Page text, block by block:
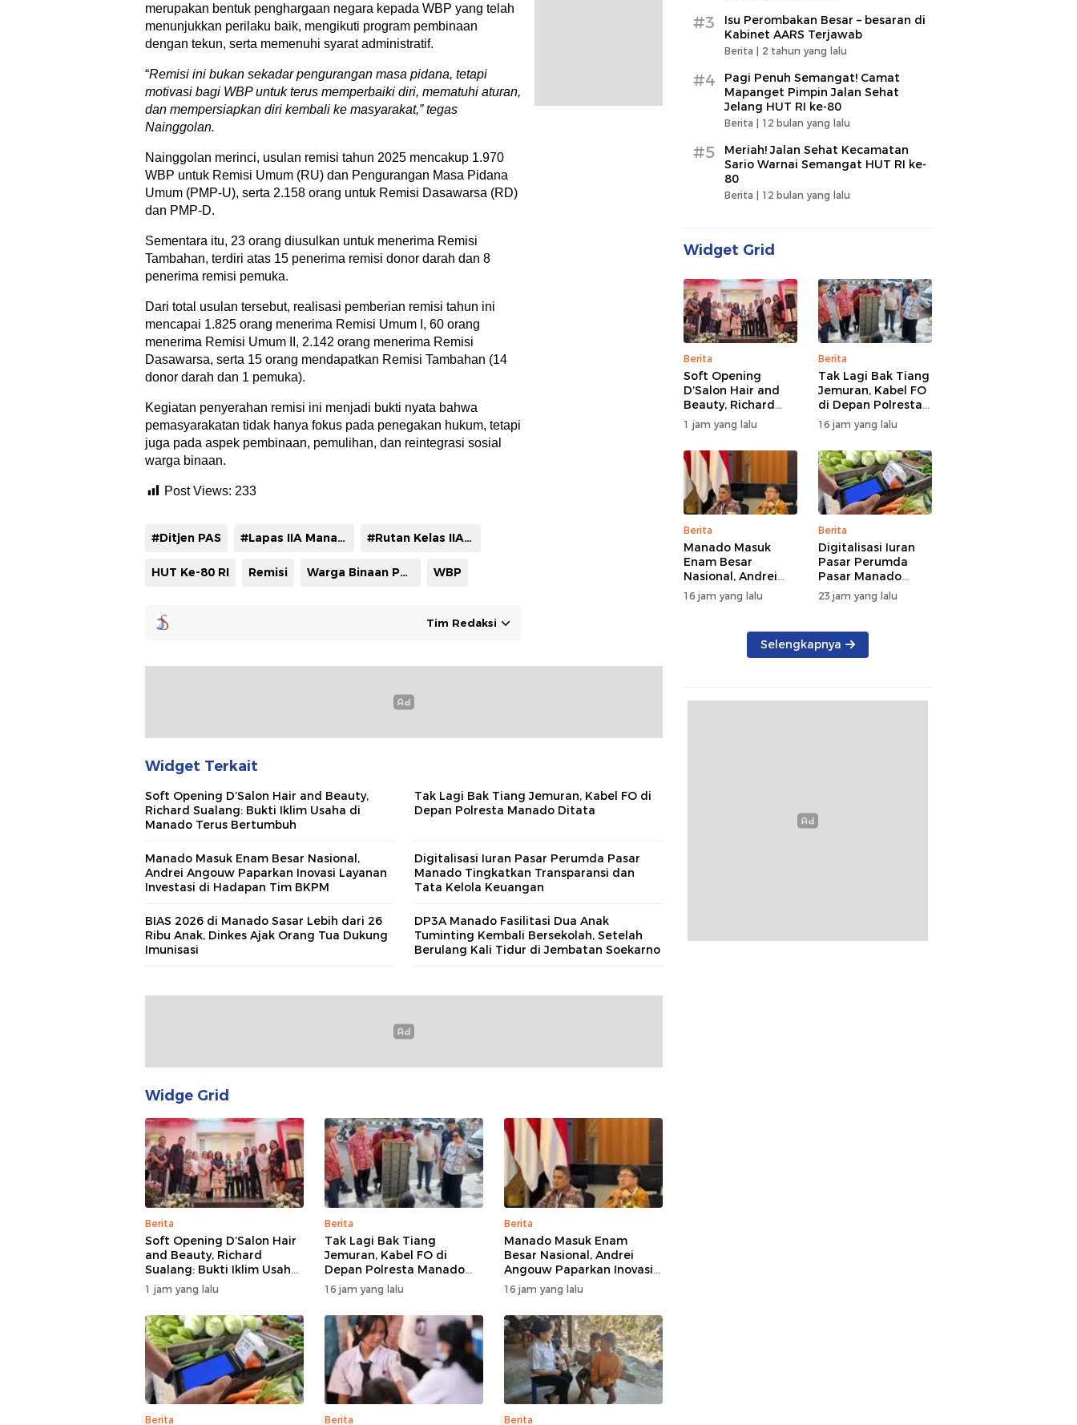
merupakan bentuk penghargaan negara kepada WBP yang telah
menunjukkan perilaku baik, mengikuti program pembinaan
dengan tekun, serta memenuhi syarat administratif.
“Remisi ini bukan sekadar pengurangan masa pidana, tetapi
motivasi bagi WBP untuk terus memperbaiki diri, mematuhi aturan,
dan mempersiapkan diri kembali ke masyarakat,” tegas
Nainggolan.
Nainggolan merinci, usulan remisi tahun 2025 mencakup 1.970
WBP untuk Remisi Umum (RU) dan Pengurangan Masa Pidana
Umum (PMP-U), serta 2.158 orang untuk Remisi Dasawarsa (RD)
dan PMP-D.
Sementara itu, 23 orang diusulkan untuk menerima Remisi
Tambahan, terdiri atas 15 penerima remisi donor darah dan 8
penerima remisi pemuka.
Dari total usulan tersebut, realisasi pemberian remisi tahun ini
mencapai 1.825 orang menerima Remisi Umum I, 60 orang
menerima Remisi Umum II, 2.142 orang menerima Remisi
Dasawarsa, serta 15 orang mendapatkan Remisi Tambahan (14
donor darah dan 1 pemuka).
Kegiatan penyerahan remisi ini menjadi bukti nyata bahwa
pemasyarakatan tidak hanya fokus pada penegakan hukum, tetapi
juga pada aspek pembinaan, pemulihan, dan reintegrasi sosial
warga binaan.
Post Views: 233
#Ditjen PAS #Lapas IIA Manado #Rutan Kelas IIA Manado
HUT Ke-80 RI Remisi Warga Binaan Pemasyarakatan WBP
Tim Redaksi
Widget Terkait
Soft Opening D’Salon Hair and Beauty,
Richard Sualang: Bukti Iklim Usaha di
Manado Terus Bertumbuh
Tak Lagi Bak Tiang Jemuran, Kabel FO di
Depan Polresta Manado Ditata
Manado Masuk Enam Besar Nasional,
Andrei Angouw Paparkan Inovasi Layanan
Investasi di Hadapan Tim BKPM
Digitalisasi Iuran Pasar Perumda Pasar
Manado Tingkatkan Transparansi dan
Tata Kelola Keuangan
BIAS 2026 di Manado Sasar Lebih dari 26
Ribu Anak, Dinkes Ajak Orang Tua Dukung
Imunisasi
DP3A Manado Fasilitasi Dua Anak
Tuminting Kembali Bersekolah, Setelah
Berulang Kali Tidur di Jembatan Soekarno
Widge Grid
Berita
Soft Opening D’Salon Hair
and Beauty, Richard
Sualang: Bukti Iklim Usaha
di Manado Terus
Bertumbuh
1 jam yang lalu
Berita
Tak Lagi Bak Tiang
Jemuran, Kabel FO di
Depan Polresta Manado
Ditata
16 jam yang lalu
Berita
Manado Masuk Enam
Besar Nasional, Andrei
Angouw Paparkan Inovasi
Layanan Investasi di
Hadapan Tim BKPM
16 jam yang lalu
Berita Berita Berita
#3
Isu Perombakan Besar – besaran di
Kabinet AARS Terjawab
Berita | 2 tahun yang lalu
#4
Pagi Penuh Semangat! Camat
Mapanget Pimpin Jalan Sehat
Jelang HUT RI ke-80
Berita | 12 bulan yang lalu
#5
Meriah! Jalan Sehat Kecamatan
Sario Warnai Semangat HUT RI ke-
80
Berita | 12 bulan yang lalu
Widget Grid
Berita
Soft Opening
D’Salon Hair and
Beauty, Richard
Sualang: Bukti Iklim
Usaha di Manado
Terus Bertumbuh
1 jam yang lalu
Berita
Tak Lagi Bak Tiang
Jemuran, Kabel FO
di Depan Polresta
Manado Ditata
16 jam yang lalu
Berita
Manado Masuk
Enam Besar
Nasional, Andrei
Angouw Paparkan
Inovasi Layanan
Hadapan Tim
16 jam yang lalu
Berita
Digitalisasi Iuran
Pasar Perumda
Pasar Manado
Tingkatkan
Transparansi dan
Keuangan
23 jam yang lalu
Selengkapnya